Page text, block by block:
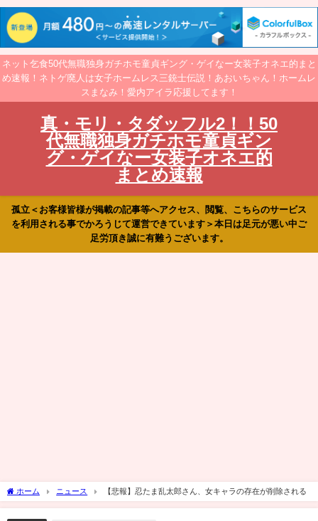
ネット乞食50代無職独身ガチホモ童貞ギング・ゲイなー女装子オネエ的まと
め速報！ネトゲ廃人は女子ホームレス三銃士伝説！あおいちゃん！ホームレ
スまなみ！愛内アイラ応援してます！
真・モリ・タダッフル2！！50
代無職独身ガチホモ童貞ギン
グ・ゲイなー女装子オネエ的
まとめ速報
孤立＜お客様皆様が掲載の記事等へアクセス、閲覧、こちらのサービス
を利用される事でかろうじて運営できています＞本日は足元が悪い中ご
足労頂き誠に有難うございます。
ホーム ニュース 【悲報】忍たま乱太郎さん、女キャラの存在が削除される